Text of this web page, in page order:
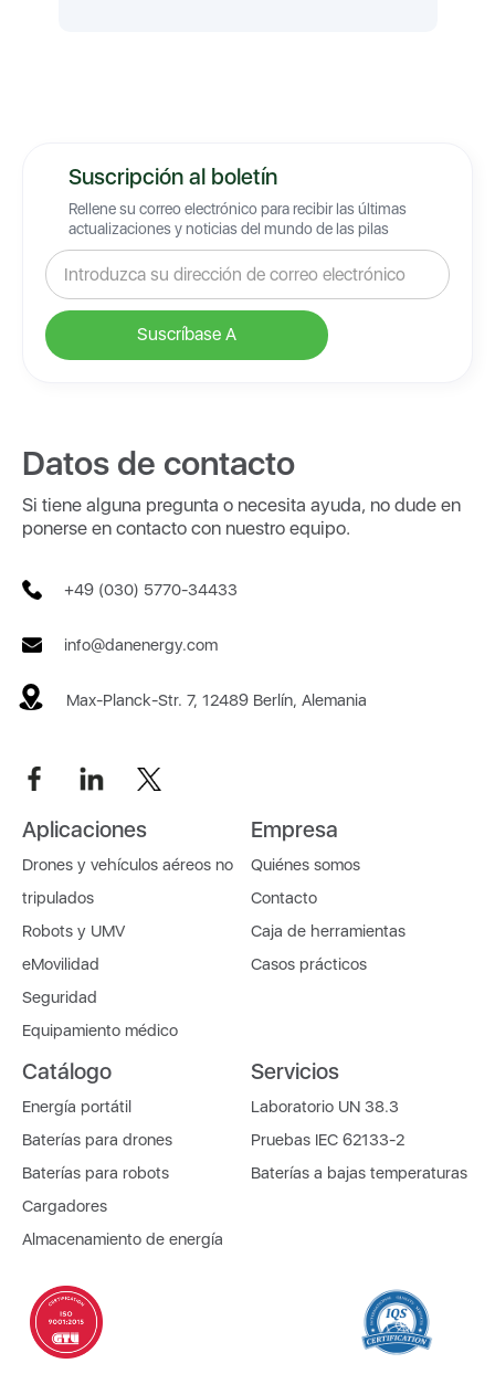
Suscripción al boletín
Rellene su correo electrónico para recibir las últimas
actualizaciones y noticias del mundo de las pilas
Datos de contacto
Si tiene alguna pregunta o necesita ayuda, no dude en
ponerse en contacto con nuestro equipo.
+49 (030) 5770-34433
info@danenergy.com
Max-Planck-Str. 7, 12489 Berlín, Alemania
Aplicaciones
Drones y vehículos aéreos no
tripulados
Robots y UMV
eMovilidad
Seguridad
Equipamiento médico
Empresa
Quiénes somos
Contacto
Caja de herramientas
Casos prácticos
Catálogo
Energía portátil
Baterías para drones
Baterías para robots
Cargadores
Almacenamiento de energía
Servicios
Laboratorio UN 38.3
Pruebas IEC 62133-2
Baterías a bajas temperaturas